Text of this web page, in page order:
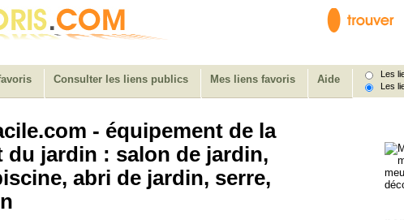
Consulter les liens publics Mes liens favoris Aide
Les
Les
- équipement de la
du jardin : salon de jardin,
abri de jardin, serre,